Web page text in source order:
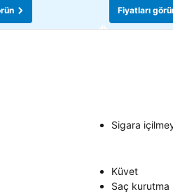
Fiyatları
Sigara
Küvet
Saç kurutma